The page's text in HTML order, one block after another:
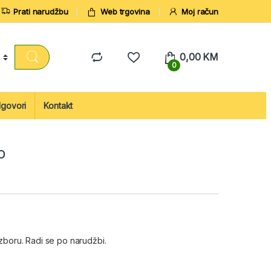
Prati narudžbu Web trgovina Moj račun
0
0,00 KM
Kontakt
Radi se po narudžbi.